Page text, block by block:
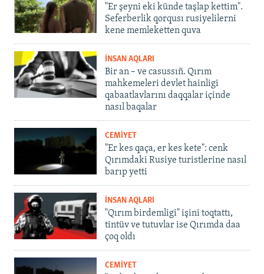
"Er şeyni eki künde taşlap kettim".
Seferberlik qorqusı rusiyelilerni
kene memleketten quva
İNSAN AQLARI
Bir an – ve casussıñ. Qırım
mahkemeleri devlet hainligi
qabaatlavlarını daqqalar içinde
nasıl baqalar
CEMİYET
"Er kes qaça, er kes kete": cenk
Qırımdaki Rusiye turistlerine nasıl
barıp yetti
İNSAN AQLARI
"Qırım birdemligi" işini toqtattı,
tintüv ve tutuvlar ise Qırımda daa
çoq oldı
CEMİYET